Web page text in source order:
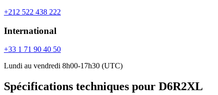
+212 522 438 222
International
+33 1 71 90 40 50
Lundi au vendredi 8h00-17h30 (UTC)
Spécifications techniques pour D6R2XL